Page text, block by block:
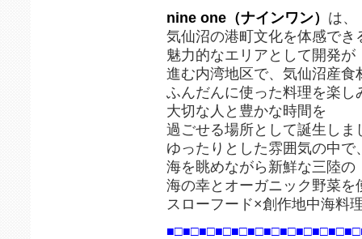
nine one（ナインワン） は、
気仙沼の港町文化を体感でき
魅力的なエリアとして開発が
進む内湾地区で、気仙沼産食
ふんだんに使った料理を楽し
大切な人と豊かな時間を
過ごせる場所として誕生しま
ゆったりとした雰囲気の中で
海を眺めながら新鮮な三陸の
海の幸とオーガニック野菜を
スローフード×創作地中海料